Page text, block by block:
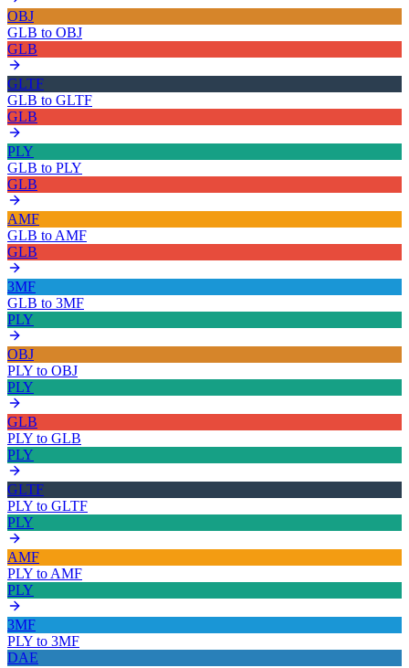
OBJ
GLB to OBJ
GLB
GLTF
GLB to GLTF
GLB
PLY
GLB to PLY
GLB
AMF
GLB to AMF
GLB
3MF
GLB to 3MF
PLY
OBJ
PLY to OBJ
PLY
GLB
PLY to GLB
PLY
GLTF
PLY to GLTF
PLY
AMF
PLY to AMF
PLY
3MF
PLY to 3MF
DAE